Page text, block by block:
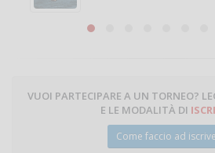
Michele Miglionico
VUOI PARTECIPARE A UN TORNEO?
E LE MODALITÀ DI
Come faccio ad